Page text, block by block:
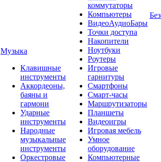
Музыка
Клавишные
инструменты
Аккордеоны,
баяны и
гармони
Ударные
инструменты
Народные
музыкальные
инструменты
Оркестровые
коммутаторы
Компьютеры
ВидеоАудиоБары
Точки доступа
Накопители
Ноутбуки
Роутеры
Игровые
гарнитуры
Смартфоны
Смарт-часы
Маршрутизаторы
Планшеты
Видеоигры
Игровая мебель
Умное
оборудование
Компьютерные